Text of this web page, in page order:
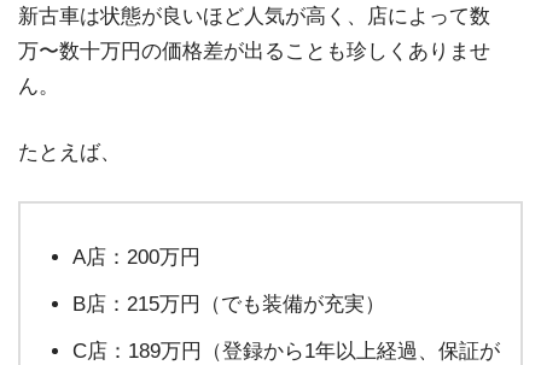
新古車は状態が良いほど人気が高く、店によって数
万〜数十万円の価格差が出ることも珍しくありませ
ん。
たとえば、
A店：200万円
B店：215万円（でも装備が充実）
C店：189万円（登録から1年以上経過、保証が